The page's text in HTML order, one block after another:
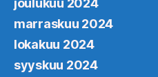
joulukuu 2024
marraskuu 2024
lokakuu 2024
syyskuu 2024